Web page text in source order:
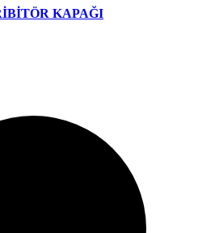
KAPAĞI